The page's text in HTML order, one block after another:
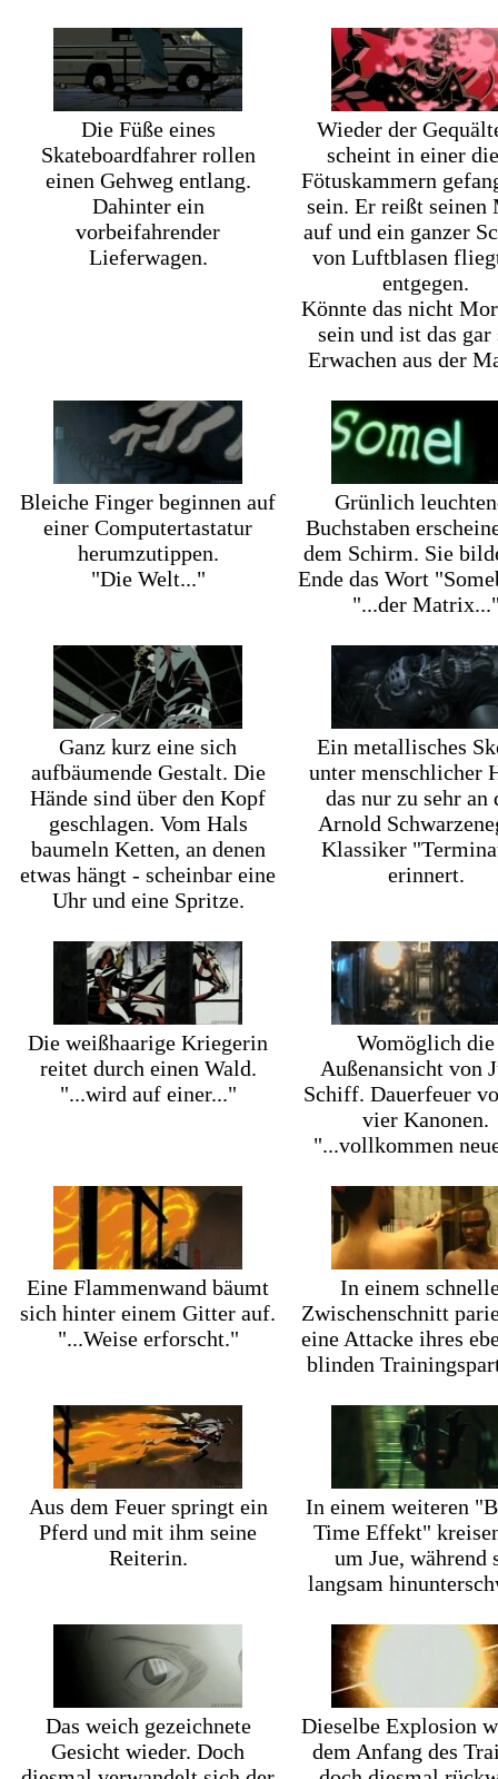
Die Füße eines
Skateboardfahrer rollen
einen Gehweg entlang.
Dahinter ein
vorbeifahrender
Lieferwagen.
Wieder der
scheint in einer
Fötuskammern
sein. Er reißt seinen
auf und ein ganzer
von Luftblasen
entgegen.
Könnte das nicht
sein und ist das gar
Erwachen aus der
Bleiche Finger beginnen auf
einer Computertastatur
herumzutippen.
"Die Welt..."
Grünlich
Buchstaben
dem Schirm. Sie
Ende das Wort
"...der
Ganz kurz eine sich
aufbäumende Gestalt. Die
Hände sind über den Kopf
geschlagen. Vom Hals
baumeln Ketten, an denen
etwas hängt - scheinbar eine
Uhr und eine Spritze.
Ein metallisches
unter menschlicher
das nur zu sehr an
Arnold
Klassiker
erinnert.
Die weißhaarige Kriegerin
reitet durch einen Wald.
"...wird auf einer..."
Womöglich die
Außenansicht von
Schiff. Dauerfeuer
vier Kanonen.
"...vollkommen
Eine Flammenwand bäumt
sich hinter einem Gitter auf.
"...Weise erforscht."
In einem
Zwischenschnitt
eine Attacke ihres
blinden
Aus dem Feuer springt ein
Pferd und mit ihm seine
Reiterin.
In einem weiteren
Time Effekt"
um Jue, während
langsam
Das weich gezeichnete
Gesicht wieder. Doch
Dieselbe Explosion
dem Anfang des